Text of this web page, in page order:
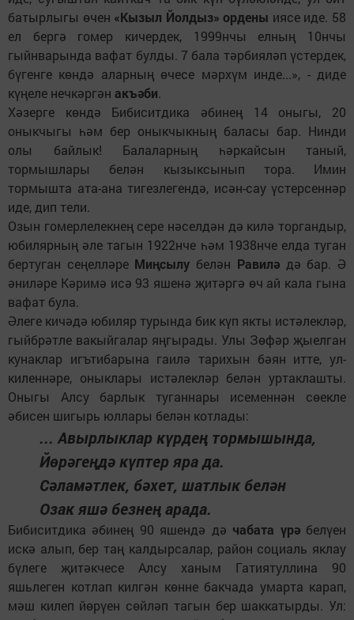
батырлыгы өчен «Кызыл Йолдыз» ордены иясе иде. 58
ел бергә гомер кичердек, 1999нчы елның 10нчы
гыйнварында вафат булды. 7 бала тәрбияләп үстердек,
бүгенге көндә аларның өчесе мәрхүм инде...», - диде
күңеле нечкәргән акъәби.
Хәзерге көндә Бибиситдика әбинең 14 оныгы, 20
оныкчыгы һәм бер оныкчыкның баласы бар. Нинди
олы байлык! Балаларның һәркайсын таный,
тормышлары белән кызыксынып тора. Имин
тормышта ата-ана тигезлегендә, исән-сау үстерсеннәр
иде, дип тели.
Озын гомерлелекнең сере нәселдән дә килә торгандыр,
юбилярның әле тагын 1922нче һәм 1938нче елда туган
бертуган сеңелләре Миңсылу белән Равиләдә бар. Ә
әниләре Кәримә исә 93 яшенә җитәргә өч ай кала гына
вафат була.
Әлеге кичәдә юбиляр турында бик күп якты истәлекләр,
гыйбрәтле вакыйгалар яңгырады. Улы Зөфәр җыелган
кунаклар игътибарына гаилә тарихын бәян итте, ул-
киленнәре, оныклары истәлекләр белән уртаклашты.
Оныгы Алсу барлык туганнары исеменнән сөекле
әбисен шигырь юллары белән котлады:
... Авырлыклар күрдең тормышында,
Йөрәгеңдә күптер яра да.
Сәламәтлек, бәхет, шатлык белән
Озак яшә безнең арада.
Бибиситдика әбинең 90 яшендә дә чабата үрәбелүен
искә алып, бер таң калдырсалар, район социаль яклау
бүлеге җитәкчесе Алсу ханым Гатиятуллина 90
яшьлеген котлап килгән көнне бакчада умарта карап,
мәш килеп йөрүен сөйләп тагын бер шаккатырды. Ул: